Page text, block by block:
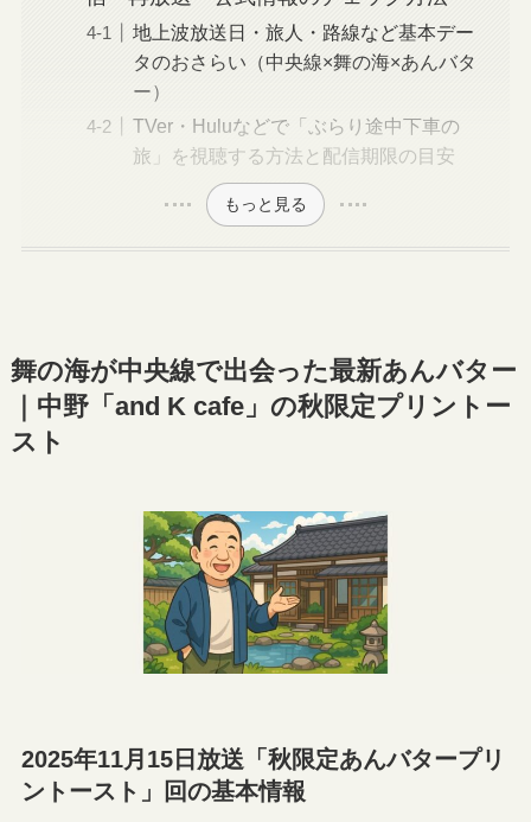
地上波放送日・旅人・路線など基本デー
タのおさらい（中央線×舞の海×あんバタ
ー）
TVer・Huluなどで「ぶらり途中下車の
旅」を視聴する方法と配信期限の目安
もっと見る
舞の海が中央線で出会った最新あんバター
｜中野「and K cafe」の秋限定プリントー
スト
2025年11月15日放送「秋限定あんバタープリ
ントースト」回の基本情報